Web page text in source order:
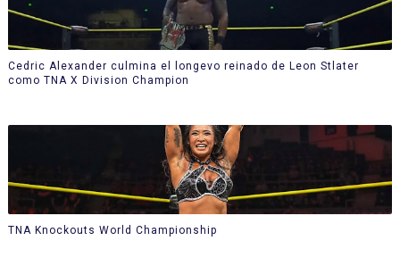
Cedric Alexander culmina el longevo reinado de Leon Stlater
como TNA X Division Champion
TNA Knockouts World Championship